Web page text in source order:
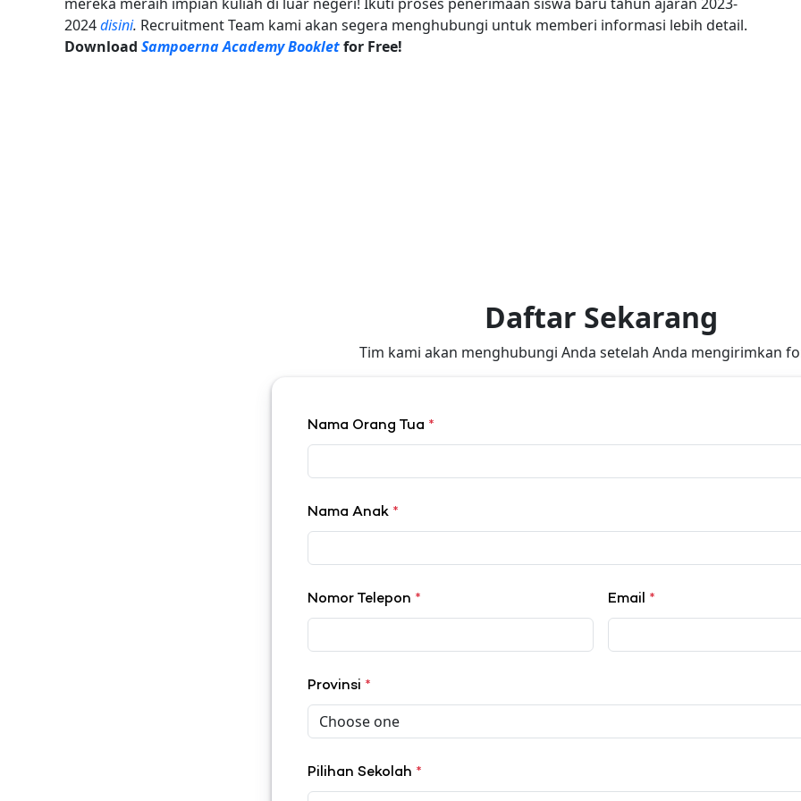
2024disini. Recruitment Team kami akan segera menghubungi untuk memberi informasi lebih detail.
Download Sampoerna Academy Bookletfor Free!
Daftar Sekarang
Tim kami akan menghubungi Anda setelah Anda mengirimkan
Nama Orang Tua *
Nama Anak *
Nomor Telepon * Email *
Provinsi *
Pilihan Sekolah *